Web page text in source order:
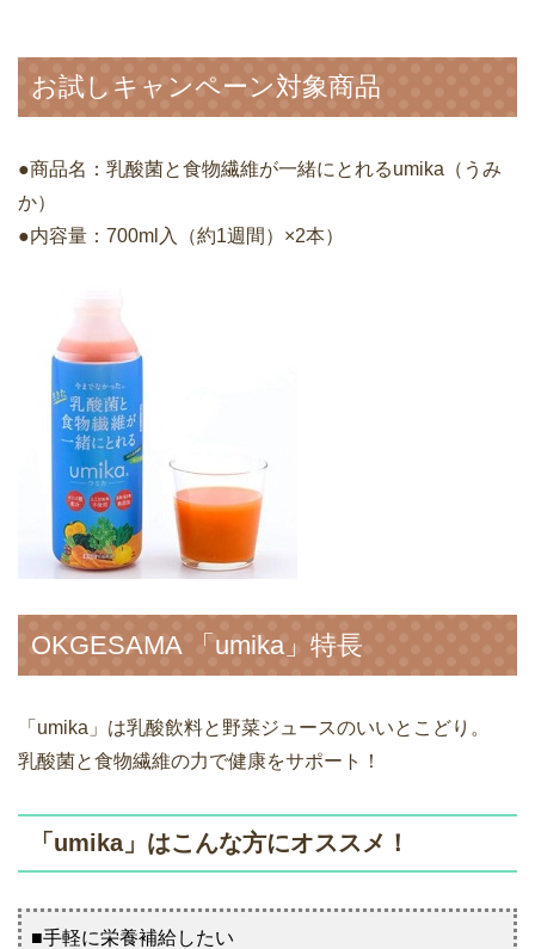
お試しキャンペーン対象商品
●商品名：乳酸菌と食物繊維が一緒にとれるumika（うみ
か）
●内容量：700ml入（約1週間）×2本）
OKGESAMA 「umika」特長
「umika」は乳酸飲料と野菜ジュースのいいとこどり。
乳酸菌と食物繊維の力で健康をサポート！
「umika」はこんな方にオススメ！
■手軽に栄養補給したい